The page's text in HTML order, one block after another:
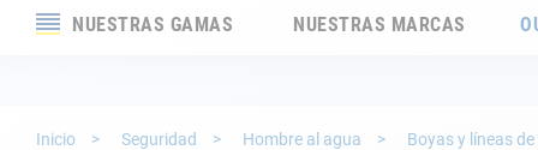
NUESTRAS GAMAS
Electricidad
NUESTRAS MARCAS
Inicio Seguridad Hombre al agua Boyas y líneas de